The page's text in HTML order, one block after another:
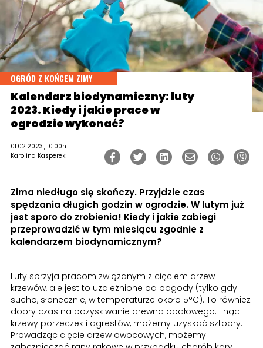
OGRÓD Z KOŃCEM ZIMY
Kalendarz biodynamiczny: luty
2023. Kiedy i jakie prace w
ogrodzie wykonać?
01.02.2023., 10:00h
Karolina Kasperek
Zima niedługo się skończy. Przyjdzie czas
spędzania długich godzin w ogrodzie. W lutym już
jest sporo do zrobienia! Kiedy i jakie zabiegi
przeprowadzić w tym miesiącu zgodnie z
kalendarzem biodynamicznym?
Luty sprzyja pracom związanym z cięciem drzew i
krzewów, ale jest to uzależnione od pogody (tylko gdy
sucho, słonecznie, w temperaturze około 5°C). To również
dobry czas na pozyskiwanie drewna opałowego. Tnąc
krzewy porzeczek i agrestów, możemy uzyskać sztobry.
Prowadząc cięcie drzew owocowych, możemy